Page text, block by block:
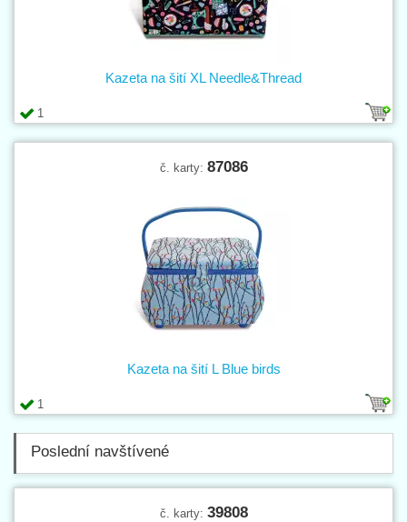
1
Kazeta na šití XL Needle&Thread
č. karty: 87086
1
Kazeta na šití L Blue birds
Poslední navštívené
č. karty: 39808